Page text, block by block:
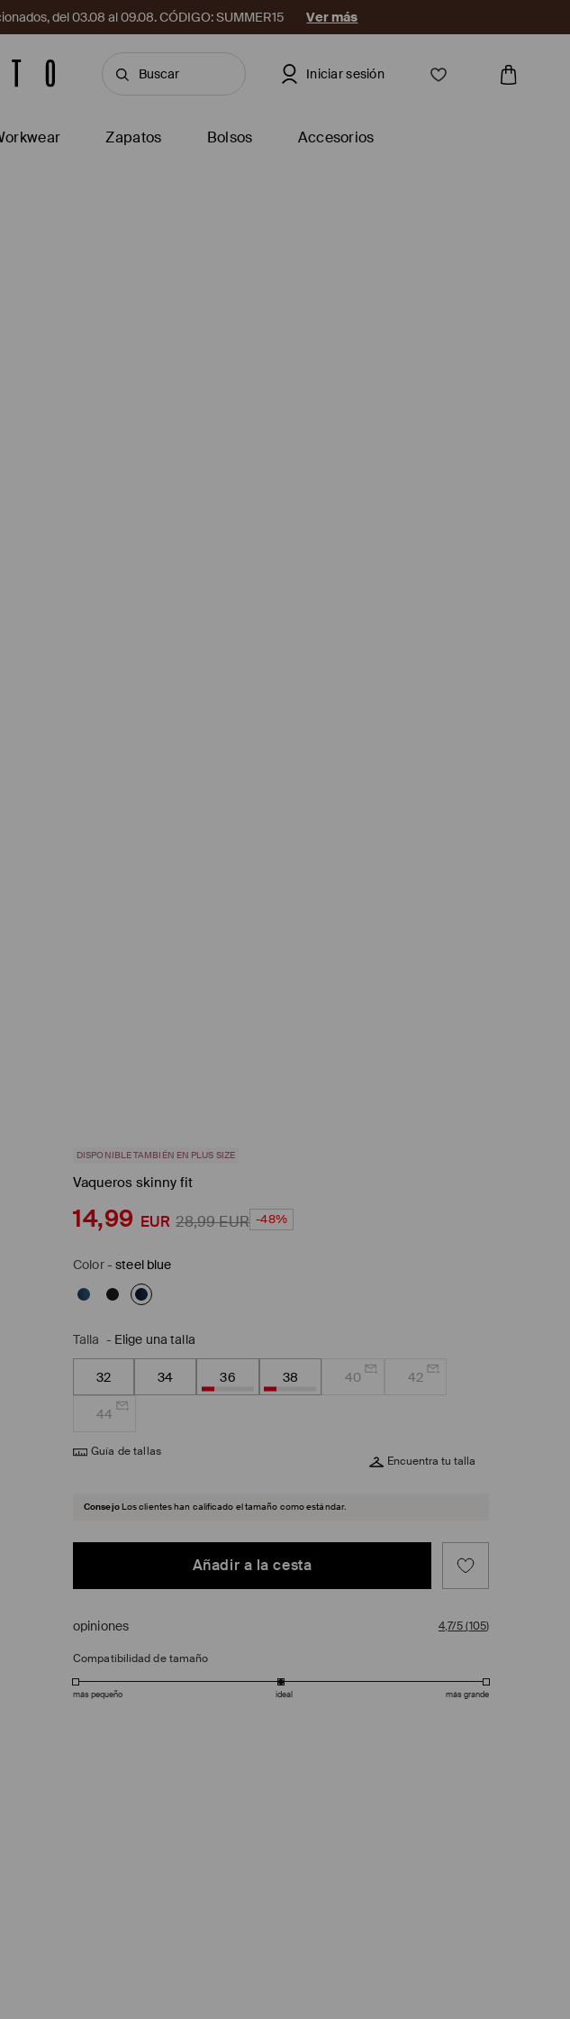
del 03.08 al 09.08. CÓDIGO: SUMMER15 Ver más
Iniciar sesión
Zapatos Bolsos Accesorios
DISPONIBLE TAMBIÉN EN PLUS SIZE
Vaqueros skinny fit
14,99 EUR 28,99EUR -48%
Color-steel blue
Talla - Elige una talla
32 34 36 38 40 42
44
Guía de tallas
Encuentra tu talla
Consejo Los clientes han calificado el tamaño como estándar.
Añadir a la cesta
opiniones 4,7/5(105)
Compatibilidad de tamaño
más pequeño ideal más grande